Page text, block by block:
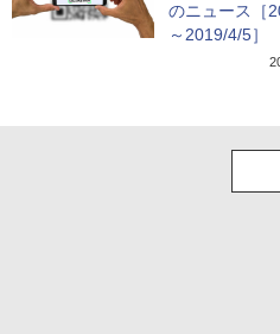
のニュース［
～2019/4/5］